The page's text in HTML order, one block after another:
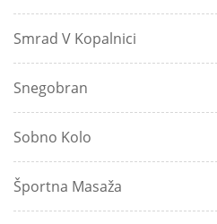
Smrad V Kopalnici
Snegobran
Sobno Kolo
Športna Masaža